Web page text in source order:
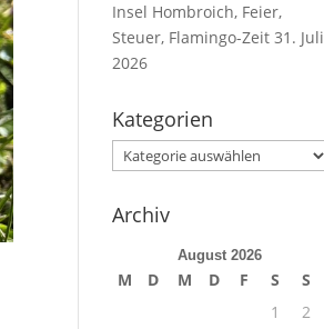
Insel Hombroich, Feier,
Steuer, Flamingo-Zeit 31. Juli
2026
Kategorien
Kategorien
Archiv
August 2026
M D M D F S
S
1
2